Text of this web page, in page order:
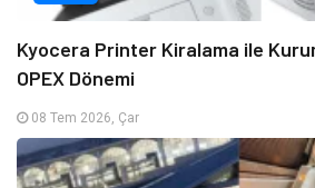
Kyocera Printer Kiralama ile
OPEX Dönemi
08 Tem 2026, Çar